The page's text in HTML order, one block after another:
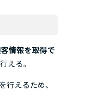
情報を取得で
える。
行えるため、